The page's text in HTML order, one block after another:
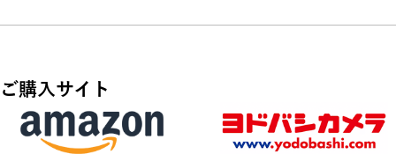
「捜したぞ。我が娘、アリアよ!」なんと自分は魔獣を支配す
る大統領の娘だったのだ!
強大な力を持つ父親に助けられ、過剰な愛をそそがれるアリア
ご購入サイト